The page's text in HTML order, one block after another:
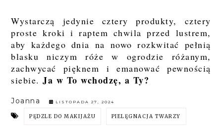
Wystarczą jedynie cztery produkty, cztery
proste kroki i raptem chwila przed lustrem,
aby każdego dnia na nowo rozkwitać pełnią
blasku niczym róże w ogrodzie różanym,
zachwycać pięknem i emanować pewnością
siebie.Ja w To wchodzę, a Ty?
Joanna LISTOPADA 27, 2024
PĘDZLE DO MAKIJAŻU PIELĘGNACJA TWARZY